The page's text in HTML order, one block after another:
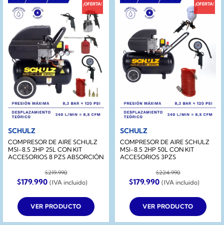
¡OFERTA!
SCHULZ
COMPRESOR DE AIRE SCHULZ
MSI-8.5 2HP 25L CON KIT
ACCESORIOS 8 PZS ABSORCIÓN
$219.990
El
precio
original
era:
$219.990.
$179.990El
precio
actual
es:
$179.990.
(IVA incluido)
VER PRODUCTO
¡OFERTA!
SCHULZ
COMPRESOR DE AIRE SCHULZ
MSI-8.5 2HP 50L CON KIT
ACCESORIOS 3PZS
$224.990
El
precio
original
era:
$224.990.
$179.990El
precio
actual
es:
$179.990.
(IVA incluido)
VER PRODUCTO